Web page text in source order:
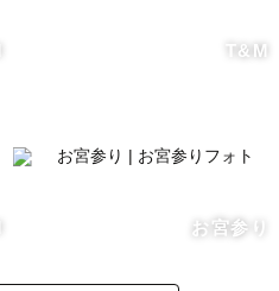
T&M
お宮参り